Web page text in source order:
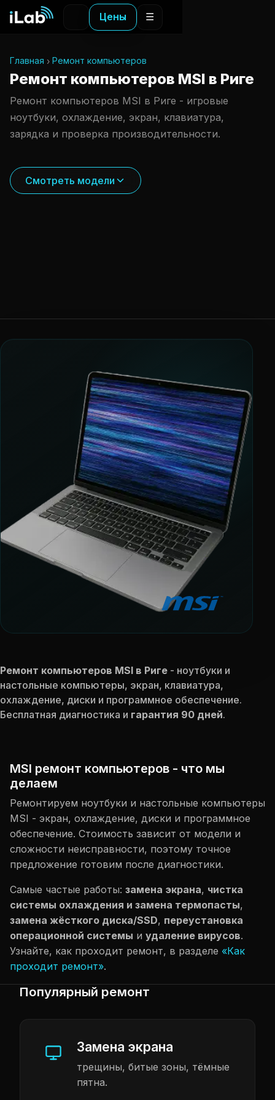
Цены ☰
Главная Ремонт компьютеров
Ремонт компьютеров MSI в Риге
Ремонт компьютеров MSI в Риге - игровые
ноутбуки, охлаждение, экран, клавиатура,
зарядка и проверка производительности.
Смотреть модели
Ремонт компьютеров MSI в Риге - ноутбуки и
настольные компьютеры, экран, клавиатура,
охлаждение, диски и программное обеспечение.
Бесплатная диагностика и гарантия 90 дней.
MSI ремонт компьютеров - что мы
делаем
Ремонтируем ноутбуки и настольные компьютеры
MSI - экран, охлаждение, диски и программное
обеспечение. Стоимость зависит от модели и
сложности неисправности, поэтому точное
предложение готовим после диагностики.
Самые частые работы: замена экрана, чистка
системы охлаждения и замена термопасты,
замена жёсткого диска/SSD, переустановка
операционной системы и удаление вирусов.
Узнайте, как проходит ремонт, в разделе «Как
проходит ремонт».
Популярный ремонт
Замена экрана
трещины, битые зоны, тёмные
пятна.